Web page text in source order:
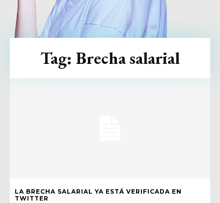
LA BRECHA SALARIAL YA ESTÁ VERIFICADA EN
TWITTER
Tag: Brecha salarial